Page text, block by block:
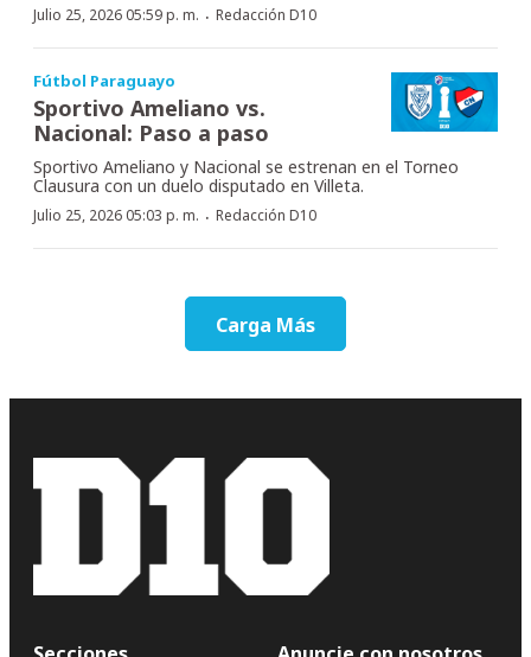
Julio 25, 2026 05:59 p. m. · Redacción D10
Fútbol Paraguayo
Sportivo Ameliano vs.
Nacional: Paso a paso
Sportivo Ameliano y Nacional se estrenan en el Torneo
Clausura con un duelo disputado en Villeta.
Julio 25, 2026 05:03 p. m. · Redacción D10
Carga Más